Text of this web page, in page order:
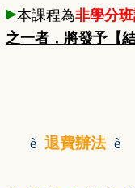
▸本課程為非學分
之一者，將發予【結
è 退費辦法 è